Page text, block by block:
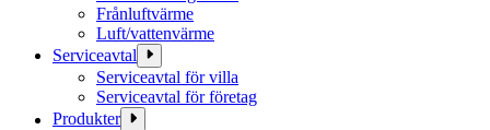
Frånluftvärme
Luft/vattenvärme
Serviceavtal
Serviceavtal för villa
Serviceavtal för företag
Produkter